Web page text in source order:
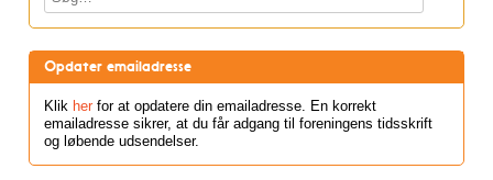
Opdater emailadresse
Klik her for at opdatere din emailadresse. En korrekt
emailadresse sikrer, at du får adgang til foreningens tidsskrift
og løbende udsendelser.